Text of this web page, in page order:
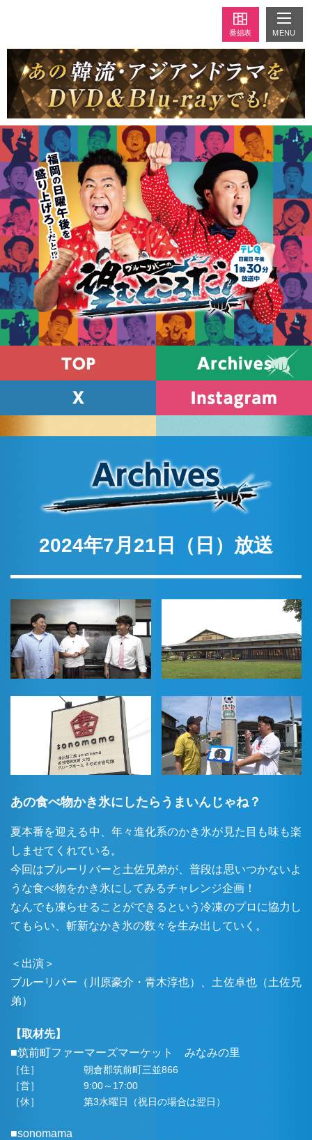
番組表 MENU
2024年7月21日（日）放送
あの食べ物かき氷にしたらうまいんじゃね？
夏本番を迎える中、年々進化系のかき氷が見た目も味も楽
しませてくれている。
今回はブルーリバーと土佐兄弟が、普段は思いつかないよ
うな食べ物をかき氷にしてみるチャレンジ企画！
なんでも凍らせることができるという冷凍のプロに協力し
てもらい、斬新なかき氷の数々を生み出していく。
＜出演＞
ブルーリバー（川原豪介・青木淳也）、土佐卓也（土佐兄
弟）
【取材先】
■筑前町ファーマーズマーケット みなみの里
［住］
朝倉郡筑前町三並866
［営］
9:00～17:00
［休］
第3水曜日（祝日の場合は翌日）
■sonomama